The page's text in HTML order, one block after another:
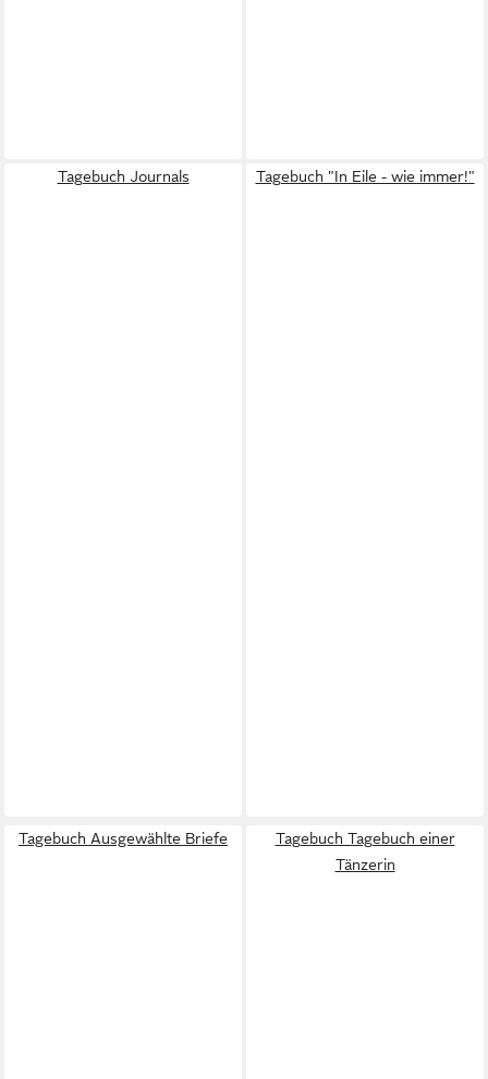
Tagebuch Journals Tagebuch "In Eile - wie immer!"
Tagebuch Ausgewählte Briefe
Tagebuch Tagebuch einer
Tänzerin